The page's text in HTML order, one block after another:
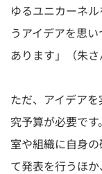
ゆるユニカーネ
うアイデアを思
あります」（朱さ
ただ、アイデア
究予算が必要で
室や組織に自身
て発表を行うほ